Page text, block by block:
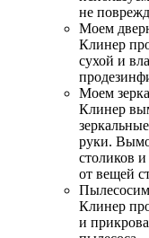
не
Моем
Клинер
сухой и
Моем
Клинер
руки.
столиков
от вещей
Клинер
и